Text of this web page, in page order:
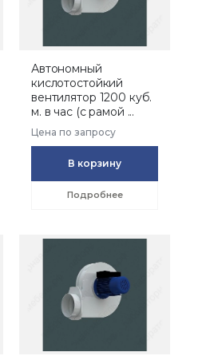
Автономный
кислотостойкий
вентилятор 1200 куб.
м. в час (с рамой ...
Цена по запросу
В корзину
Подробнее